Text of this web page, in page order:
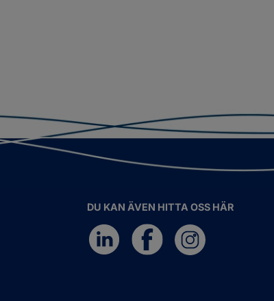
DU KAN ÄVEN HITTA OSS HÄR